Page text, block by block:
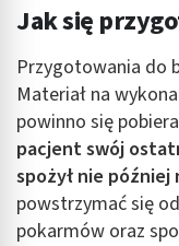
Jak się
Przygotowania do
Materiał na
powinno się
pacjent swój
spożył nie później
powstrzymać się
pokarmów oraz